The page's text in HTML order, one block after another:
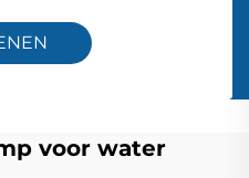
voor water